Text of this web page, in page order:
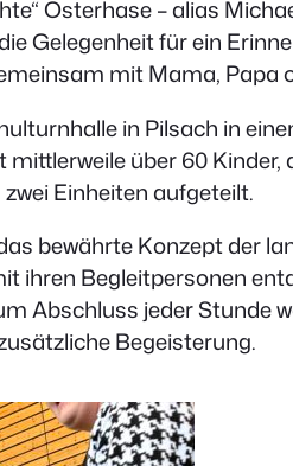
Osterhase – alias
Gelegenheit für ein
mit Mama, Papa
in Pilsach in
über 60
Einheiten aufgeteilt.
bewährte Konzept der
ihren Begleitpersonen
Abschluss jeder Stunde
Begeisterung.